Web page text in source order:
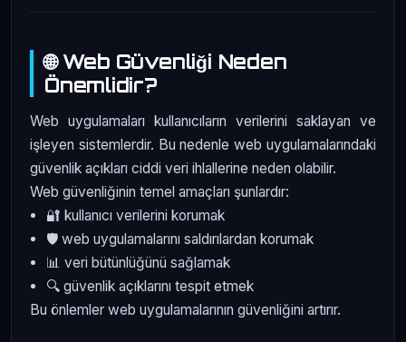
🌐 Web Güvenliği Neden
Önemlidir?
Web uygulamaları kullanıcıların verilerini saklayan ve
işleyen sistemlerdir. Bu nedenle web uygulamalarındaki
güvenlik açıkları ciddi veri ihlallerine neden olabilir.
Web güvenliğinin temel amaçları şunlardır:
🔐 kullanıcı verilerini korumak
🛡️ web uygulamalarını saldırılardan korumak
📊 veri bütünlüğünü sağlamak
🔍 güvenlik açıklarını tespit etmek
Bu önlemler web uygulamalarının güvenliğini artırır.